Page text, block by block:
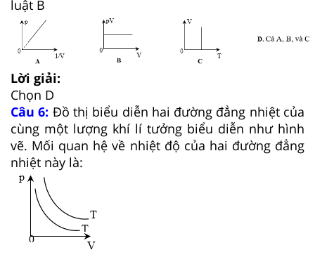
luật B
Lời giải:
Chọn D
Câu 6: Đồ thị biểu diễn hai đường đẳng nhiệt của
cùng một lượng khí lí tưởng biểu diễn như hình
vẽ. Mối quan hệ về nhiệt độ của hai đường đẳng
nhiệt này là: